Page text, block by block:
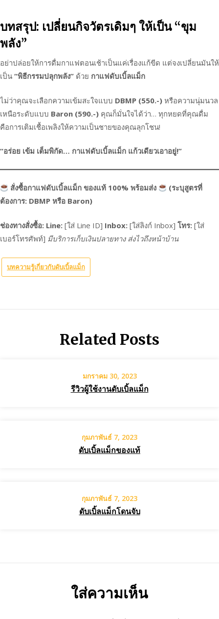
บทสรุป: เปลี่ยนกิจวัตรเดิมๆ ให้เป็น “ขุม
พลัง”
อย่าปล่อยให้การดื่มกาแฟตอนเช้าเป็นแค่เรื่องแก้ขีด แต่จงเปลี่ยนมันให้
เป็น “พิธีกรรมปลุกพลัง” ด้วย กาแฟดับเบิ้ลแม็ก
ไม่ว่าคุณจะเลือกความเข้มสะใจแบบ DBMP (550.-) หรือความนุ่มนวล
เหนือระดับแบบ Baron (590.-) คุณก็มั่นใจได้ว่า… ทุกหยดที่คุณดื่ม
คือการเติมเชื้อเพลิงให้ความเป็นชายของคุณลุกโชน!
“อร่อย เข้ม เต็มพิกัด… กาแฟดับเบิ้ลแม็ก แก้วเดียวเอาอยู่!”
สั่งซื้อกาแฟดับเบิ้ลแม็ก ของแท้ 100% พร้อมส่ง
(ระบุสูตรที่
ต้องการ: DBMP หรือ Baron)
ช่องทางสั่งซื้อ: Line: [ใส่ Line ID] Inbox: [ใส่ลิงก์ Inbox] โทร: [ใส่
เบอร์โทรศัพท์] มีบริการเก็บเงินปลายทาง ส่งไวถึงหน้าบ้าน
บทความรู้เกี่ยวกับดับเบิ้ลแม็ก
Related Posts
มกราคม 30, 2023
รีวิวผู้ใช้งานดับเบิ้ลแม็ก
กุมภาพันธ์ 7, 2023
ดับเบิ้ลแม็กของแท้
กุมภาพันธ์ 7, 2023
ดับเบิ้ลแม็กโดนจับ
ใส่ความเห็น